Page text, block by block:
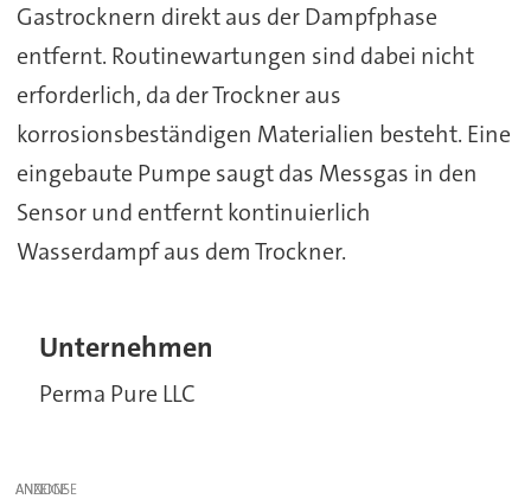
Gastrocknern direkt aus der Dampfphase
entfernt. Routinewartungen sind dabei nicht
erforderlich, da der Trockner aus
korrosionsbeständigen Materialien besteht. Eine
eingebaute Pumpe saugt das Messgas in den
Sensor und entfernt kontinuierlich
Wasserdampf aus dem Trockner.
Unternehmen
Perma Pure LLC
ANZEIGE